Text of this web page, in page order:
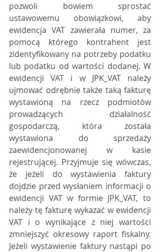
pozwoli bowiem sprostać
ustawowemu obowiązkowi, aby
ewidencja VAT zawierała numer, za
pomocą którego kontrahent jest
zidentyfikowany na potrzeby podatku
lub podatku od wartości dodanej. W
ewidencji VAT i w JPK_VAT należy
ujmować odrębnie także taką fakturę
wystawioną na rzecz podmiotów
prowadzących działalność
gospodarczą, która została
wystawiona do sprzedaży
zaewidencjonowanej w kasie
rejestrującej. Przyjmuje się wówczas,
że jeżeli do wystawienia faktury
dojdzie przed wysłaniem informacji o
ewidencji VAT w formie JPK_VAT, to
należy tę fakturę wykazać w ewidencji
VAT i o wynikające z niej wartości
zmniejszyć okresowy raport fiskalny.
Jeżeli wystawienie faktury nastąpi po